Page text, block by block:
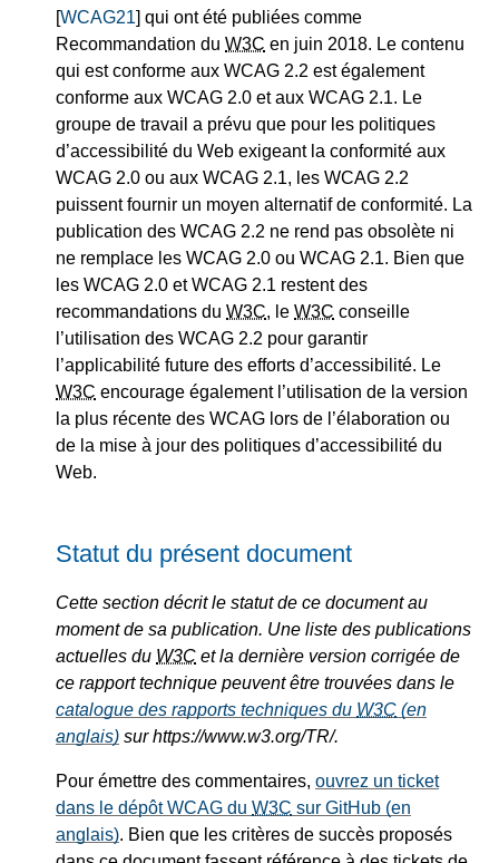
[WCAG21] qui ont été publiées comme
Recommandation du W3C en juin 2018. Le contenu
qui est conforme aux WCAG 2.2 est également
conforme aux WCAG 2.0 et aux WCAG 2.1. Le
groupe de travail a prévu que pour les politiques
d’accessibilité du Web exigeant la conformité aux
WCAG 2.0 ou aux WCAG 2.1, les WCAG 2.2
puissent fournir un moyen alternatif de conformité. La
publication des WCAG 2.2 ne rend pas obsolète ni
ne remplace les WCAG 2.0 ou WCAG 2.1. Bien que
les WCAG 2.0 et WCAG 2.1 restent des
recommandations du W3C, le W3C conseille
l’utilisation des WCAG 2.2 pour garantir
l’applicabilité future des efforts d’accessibilité. Le
W3C encourage également l’utilisation de la version
la plus récente des WCAG lors de l’élaboration ou
de la mise à jour des politiques d’accessibilité du
Web.
Statut du présent document
Cette section décrit le statut de ce document au
moment de sa publication. Une liste des publications
actuelles du W3C et la dernière version corrigée de
ce rapport technique peuvent être trouvées dans le
catalogue des rapports techniques du W3C (en
anglais) sur https://www.w3.org/TR/.
Pour émettre des commentaires, ouvrez un ticket
dans le dépôt WCAG du W3C sur GitHub (en
anglais). Bien que les critères de succès proposés